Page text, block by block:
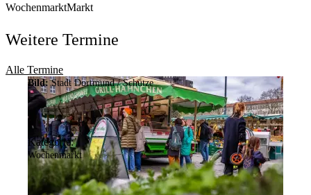
WochenmarktMarkt
Weitere Termine
Alle Termine
Bild: Stadt Dortmund / Schütze
Kategorie:
Wochenmarkt